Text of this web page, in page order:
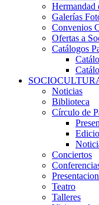
Hermandad
Galerías
Convenios
Ofertas a
Catálogos
Noticias
Biblioteca
Círculo de
Conciertos
Teatro
Talleres